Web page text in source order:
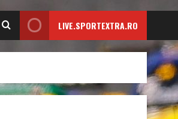
LIVE.SPORTEXTRA.RO